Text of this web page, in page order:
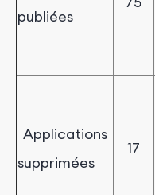
publiées
Applications
supprimées
17